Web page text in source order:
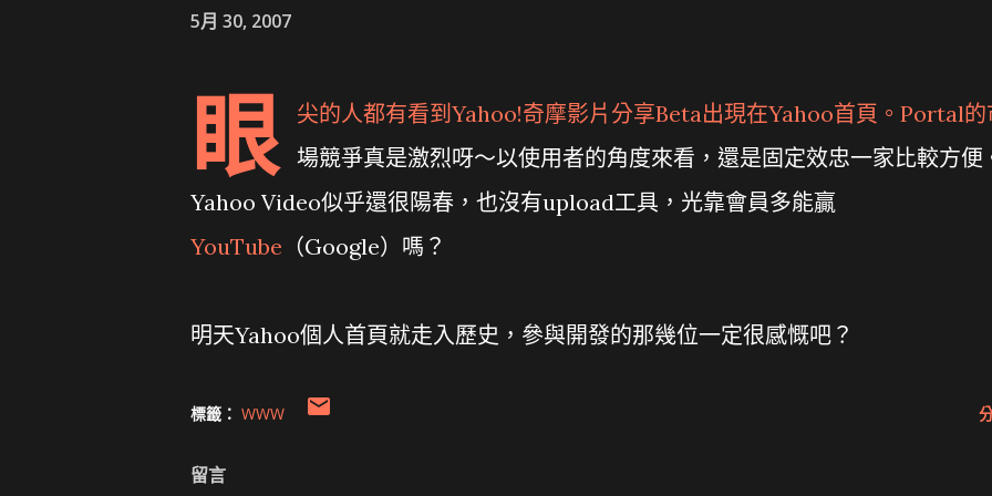
5月 30, 2007
眼 尖的人都有看到Yahoo!奇摩影片分享Beta出現在Yahoo首頁。Portal的
場競爭真是激烈呀～以使用者的角度來看，還是固定效忠一家比較方便
Yahoo Video似乎還很陽春，也沒有upload工具，光靠會員多能贏
YouTube （Google）嗎？
明天Yahoo個人首頁就走入歷史，參與開發的那幾位一定很感慨吧？
標籤： WWW
留言